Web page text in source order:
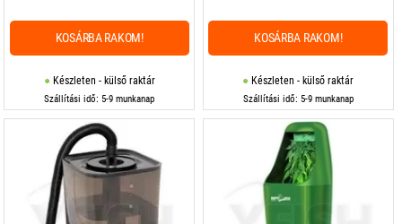
Készleten - külső raktár
Szállítási idő: 5-9 munkanap
KOSÁRBA RAKOM!
Készleten - külső raktár
Szállítási idő: 5-9 munkanap
KOSÁRBA RAKOM!